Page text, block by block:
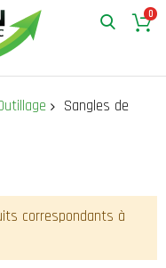
0
Sangles de
correspondants à